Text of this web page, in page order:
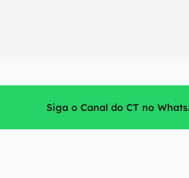
Siga o Canal do CT no